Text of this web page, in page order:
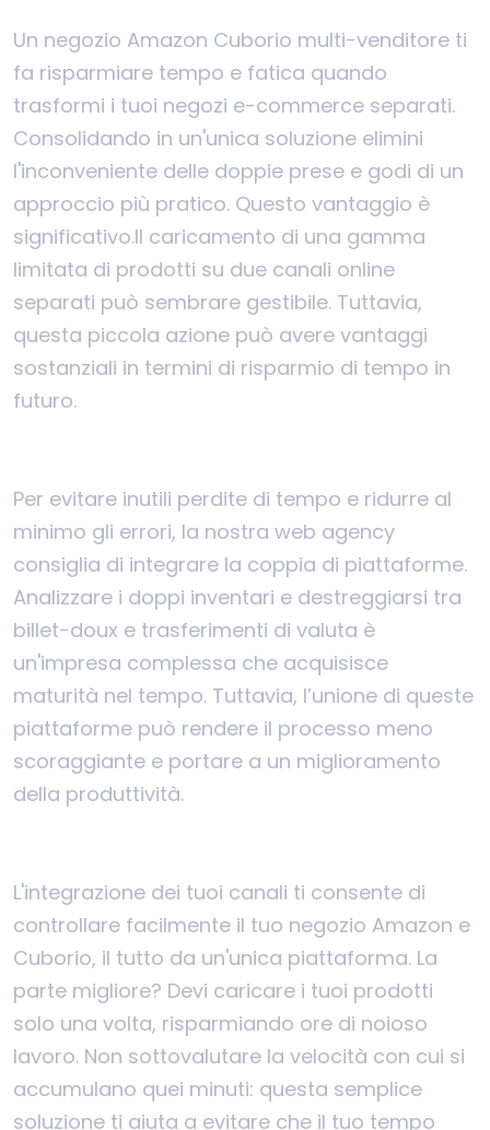
Un negozio Amazon Cuborio multi-venditore ti
fa risparmiare tempo e fatica quando
trasformi i tuoi negozi e-commerce separati.
Consolidando in un'unica soluzione elimini
l'inconveniente delle doppie prese e godi di un
approccio più pratico. Questo vantaggio è
significativo.Il caricamento di una gamma
limitata di prodotti su due canali online
separati può sembrare gestibile. Tuttavia,
questa piccola azione può avere vantaggi
sostanziali in termini di risparmio di tempo in
futuro.
Per evitare inutili perdite di tempo e ridurre al
minimo gli errori, la nostra web agency
consiglia di integrare la coppia di piattaforme.
Analizzare i doppi inventari e destreggiarsi tra
billet-doux e trasferimenti di valuta è
un'impresa complessa che acquisisce
maturità nel tempo. Tuttavia, l’unione di queste
piattaforme può rendere il processo meno
scoraggiante e portare a un miglioramento
della produttività.
L'integrazione dei tuoi canali ti consente di
controllare facilmente il tuo negozio Amazon e
Cuborio, il tutto da un'unica piattaforma. La
parte migliore? Devi caricare i tuoi prodotti
solo una volta, risparmiando ore di noioso
lavoro. Non sottovalutare la velocità con cui si
accumulano quei minuti: questa semplice
soluzione ti aiuta a evitare che il tuo tempo